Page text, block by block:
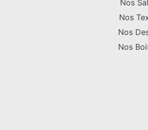
Nos
Nos
Nos
Nos